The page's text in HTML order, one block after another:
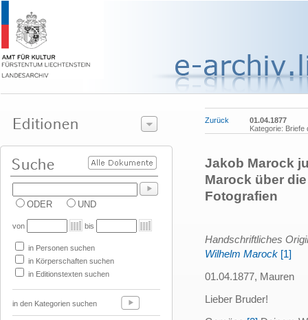
ODER UND
von bis
in Personen suchen
in Körperschaften suchen
in Editionstexten suchen
in den Kategorien suchen
Zurück
01.04.1877
Kategorie:
Jakob Marock
Marock über
Fotografien
Handschriftliches
Wilhelm Marock [1]
01.04.1877, Mauren
Lieber Bruder!